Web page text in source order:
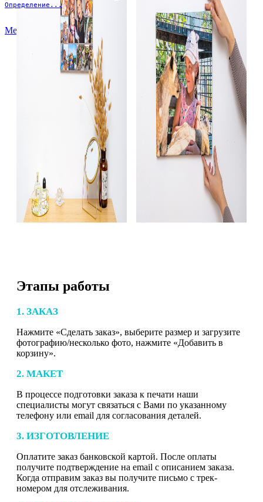
Определение...
Меню
Этапы работы
1. ЗАКАЗ
Нажмите «Сделать заказ», выберите размер и загрузите
фотографию/несколько фото, нажмите «Добавить в
корзину».
2. МАКЕТ
В процессе подготовки заказа к печати наши
специалисты могут связаться с Вами по указанному
телефону или email для согласования деталей.
3. ИЗГОТОВЛЕНИЕ
Оплатите заказ банковской картой. После оплаты
получите подтверждение на email с описанием заказа.
Когда отправим заказ вы получите письмо с трек-
номером для отслеживания.